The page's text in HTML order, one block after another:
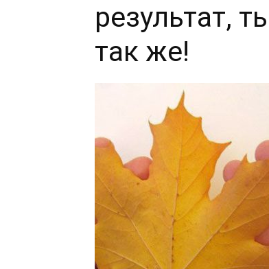
результат,
так же!